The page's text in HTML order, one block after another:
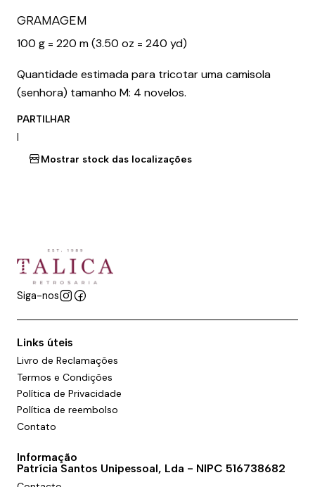
GRAMAGEM
100 g = 220 m (3.50 oz = 240 yd)
Quantidade estimada para tricotar uma camisola
(senhora) tamanho M: 4 novelos.
PARTILHAR
|
Mostrar stock das localizações
Siga-nos
Links úteis
Livro de Reclamações
Termos e Condições
Política de Privacidade
Política de reembolso
Contato
Informação
Patrícia Santos Unipessoal, Lda - NIPC 516738682